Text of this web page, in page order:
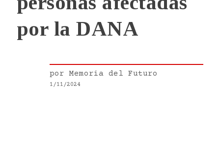
por la DANA
por Memoria del Futuro
1/11/2024